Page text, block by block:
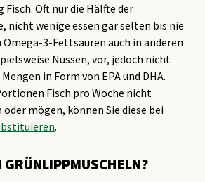
Fisch. Oft nur die Hälfte der
nicht wenige essen gar selten bis nie
Omega-3-Fettsäuren auch in anderen
Nüssen, vor, jedoch nicht
in Form von EPA und DHA.
Fisch pro Woche nicht
mögen, können Sie diese bei
.
GRÜNLIPPMUSCHELN?